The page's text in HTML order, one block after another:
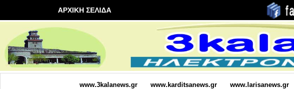
ΑΡΧΙΚΗ ΣΕΛΙΔΑ
www.3kalanews.gr www.karditsanews.gr www.larisanews.gr